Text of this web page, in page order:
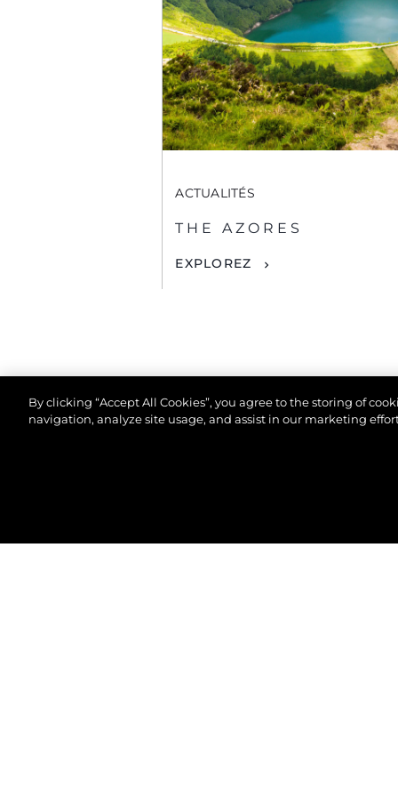
ACTUALITÉS
THE AZORES
EXPLOREZ
By clicking “Accept All Cookies”, you agree to the storing of
navigation, analyze site usage, and assist in our marketing